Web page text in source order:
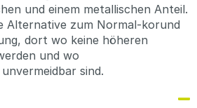
und einem metallischen Anteil.
Alternative zum Normal-korund
dort wo keine höheren
und wo
sind.